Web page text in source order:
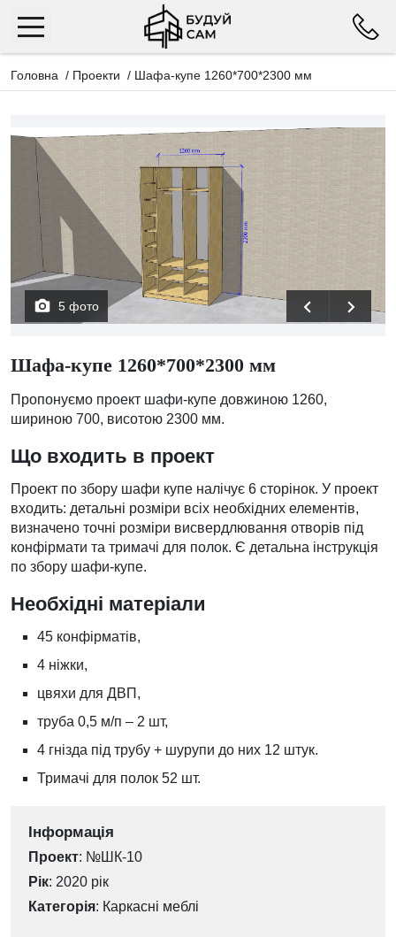
Головна / Проекти / Шафа-купе 1260*700*2300 мм
5 фото
Шафа-купе 1260*700*2300 мм
Пропонуємо проект шафи-купе довжиною 1260,
шириною 700, висотою 2300 мм.
Що входить в проект
Проект по збору шафи купе налічує 6 сторінок. У проект
входить: детальні розміри всіх необхідних елементів,
визначено точні розміри висвердлювання отворів під
конфірмати та тримачі для полок. Є детальна інструкція
по збору шафи-купе.
Необхідні матеріали
45 конфірматів,
4 ніжки,
цвяхи для ДВП,
труба 0,5 м/п – 2 шт,
4 гнізда під трубу + шурупи до них 12 штук.
Тримачі для полок 52 шт.
Інформація
Проект: №ШК-10
Рік: 2020 рік
Категорія: Каркасні меблі